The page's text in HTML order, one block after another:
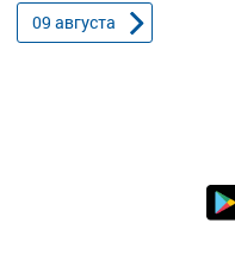
09 августа